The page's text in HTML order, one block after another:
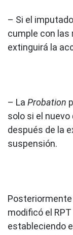
– Si el
cumple con las
extinguirá la
– La Probation
solo si el
después de la
suspensión.
Posteriormente
modificó el
estableciendo